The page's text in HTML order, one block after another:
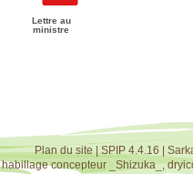
Lettre au
ministre
Plan du site|SPIP 4.4.16
habillage concepteur
_Shizuka_,